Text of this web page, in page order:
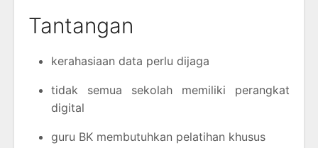
Tantangan
kerahasiaan data perlu dijaga
tidak semua sekolah memiliki perangkat
digital
guru BK membutuhkan pelatihan khusus